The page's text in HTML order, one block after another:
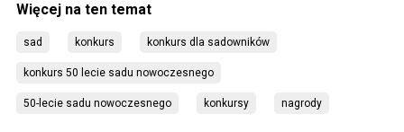
sad konkurs konkurs dla sadowników
konkurs 50 lecie sadu nowoczesnego
50-lecie sadu nowoczesnego konkursy nagrody